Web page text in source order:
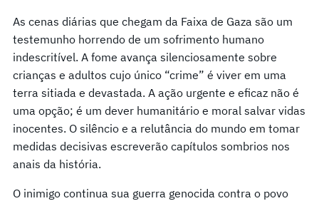
As cenas diárias que chegam da Faixa de Gaza são um
testemunho horrendo de um sofrimento humano
indescritível. A fome avança silenciosamente sobre
crianças e adultos cujo único “crime” é viver em uma
terra sitiada e devastada. A ação urgente e eficaz não é
uma opção; é um dever humanitário e moral salvar vidas
inocentes. O silêncio e a relutância do mundo em tomar
medidas decisivas escreverão capítulos sombrios nos
anais da história.
O inimigo continua sua guerra genocida contra o povo